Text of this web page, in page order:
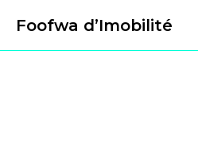
Foofwa d’Imobilité